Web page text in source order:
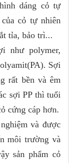
dáng cỏ tự
cỏ tự nhiên
tỉa, bảo trì...
như polymer,
Sợi
rất bền và êm
sợi PP thì tuổi
cứng cáp hơn.
và được
môi trường và
sản phẩm cỏ